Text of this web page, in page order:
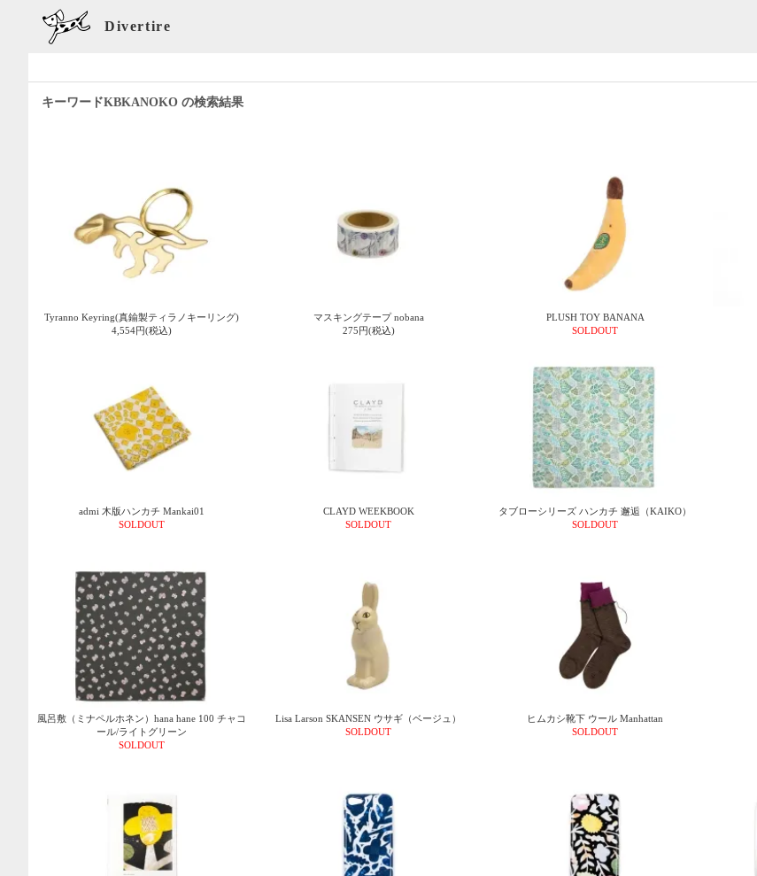
Divertire
キーワードKBKANOKO の検索結果
Tyranno Keyring(真鍮製ティラノキーリング)
4,554円(税込)
マスキングテープ nobana
275円(税込)
PLUSH TOY BANANA
SOLDOUT
admi 木版ハンカチ Mankai01
SOLDOUT
CLAYD WEEKBOOK
SOLDOUT
タブローシリーズ ハンカチ 邂逅（KAIKO）
SOLDOUT
風呂敷（ミナペルホネン）hana hane 100 チャコ
ール/ライトグリーン
SOLDOUT
Lisa Larson SKANSEN ウサギ（ベージュ）
SOLDOUT
ヒムカシ靴下 ウール Manhattan
SOLDOUT